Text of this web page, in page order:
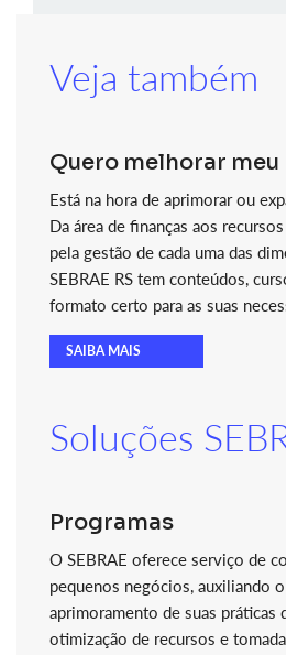
Veja também
Quero melhorar
Está na hora de aprimorar ou
Da área de finanças aos
pela gestão de cada uma das
SEBRAE RS tem conteúdos,
formato certo para as suas
SAIBA MAIS
Soluções
Programas
O SEBRAE oferece serviço de
pequenos negócios, auxiliando
aprimoramento de suas práticas
otimização de recursos e